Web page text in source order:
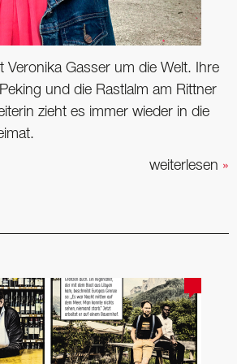
Veronika Gasser um die Welt. Ihre
und die Rastlalm am Rittner
zieht es immer wieder in die
weiterlesen »